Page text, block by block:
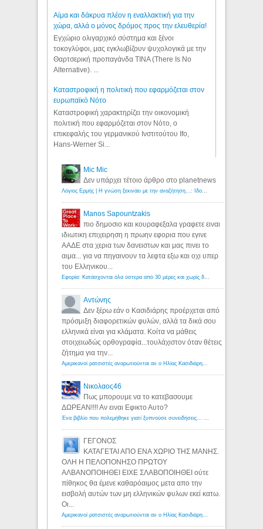
Αίμα και δάκρυα πλέον η εναλλακτική για την
χώρα, αλλά ο μόνος δρόμος προς την ελευθερία!
Εγχώριο ολιγαρχικό σύστημα και ξένοι
τοκογλύφοι, μας εγκλωβίζουν ψυχολογικά με την
Θαρτσερική προπαγάνδα TINA (There Is No
Alternative). ...
Καταστροφική η πολιτική που εφαρμόζεται στον
ευρωπαϊκό Νότο
Καταστροφική χαρακτηρίζει την οικονομική
πολιτική που εφαρμόζεται στον Νότο, ο
επικεφαλής του γερμανικού Ινστιτούτου Ifo,
Hans-Werner Si...
Mic Mic
Δεν υπάρχει τέτοιο άρθρο στο planetnews
Λόγιος Ερμής | Η γνώση ξεκινάει με την αναζήτηση...: Ιδού οι 18 που χρωστούν 11 δις ευρώ!
Manos Sapountzakis
πιο δημοσιο και κουραφεξαλα γραφετε ειναι
ιδιωτικη επιχειρηση η πρωην εφορια που εγινε
ΑΑΔΕ στα χερια των δανειστων και μας πινει το
αιμα... για να πηγαινουν τα λεφτα εξω και οχι υπερ
του Ελληνικου...
Εφορία: Κατάσχονται όλα ύστερα από 30 μέρες και χωρίς δικαστικές αποφάσεις - Λόγιος Ερμής
Αντώνης
Δεν ξέρω εάν ο Κασιδιάρης προέρχεται από
πρόσμιξη διαφορετικών φυλών, αλλά τα δικά σου
ελληνικά είναι για κλάματα. Κοίτα να μάθεις
στοιχειωδώς ορθογραφία...τουλάχιστον όταν θέτεις
ζήτημα για την...
Αμερικανοί ρατσιστές αναρωτιούνται αν ο Ηλίας Κασιδιάρης ανήκει στη λευκή φυλή... - Λόγιος Ερμής
Νικολαος46
Πως μπορουμε να το κατεβασουμε
ΔΩΡΕΑΝ!!!! Αν ειναι Εφικτο Αυτο?
Ένα βιβλίο που πολεμήθηκε γιατί ξυπνούσε συνειδήσεις... - Λόγιος Ερμής | Η γνώση ξεκινάει με την αναζήτηση...
ΓΕΓΟΝΟΣ
ΚΑΤΑΓΕΤΑΙ ΑΠΟ ΕΝΑ ΧΩΡΙΟ ΤΗΣ ΜΑΝΗΣ.
ΟΛΗ Η ΠΕΛΟΠΟΝΗΣΟ ΠΡΩΤΟΥ
ΑΛΒΑΝΟΠΟΙΗΘΕΙ ΕΙΧΕ ΣΛΑΒΟΠΟΙΗΘΕΙ ούτε
πίθηκος θα έμενε καθαρόαιμος μετα απο την
εισβολή αυτών των μη ελληνικών φυλων εκεί κατω.
Οι...
Αμερικανοί ρατσιστές αναρωτιούνται αν ο Ηλίας Κασιδιάρης ανήκει στη λευκή φυλή... - Λόγιος Ερμής